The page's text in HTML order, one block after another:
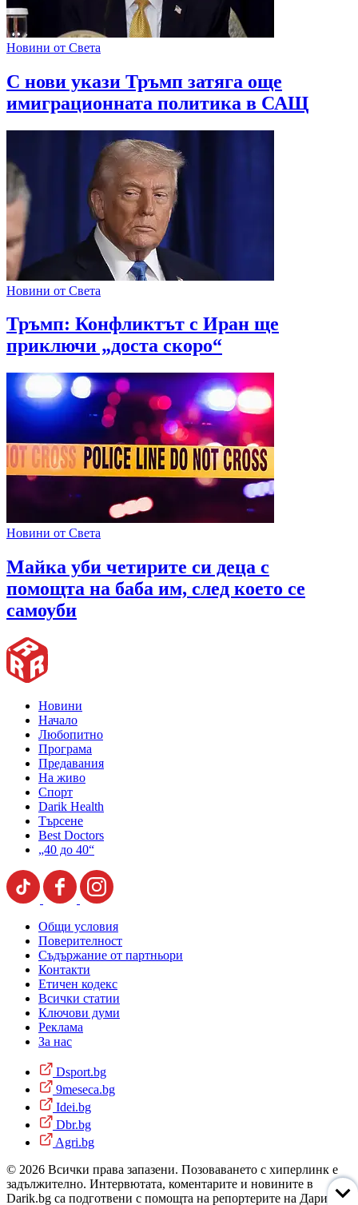
Новини от Света
С нови укази Тръмп затяга още
имиграционната политика в САЩ
Новини от Света
Тръмп: Конфликтът с Иран ще
приключи „доста скоро“
Новини от Света
Майка уби четирите си деца с
помощта на баба им, след което се
самоуби
Новини
Начало
Любопитно
Програма
Предавания
На живо
Спорт
Darik Health
Търсене
Best Doctors
„40 до 40“
Общи условия
Поверителност
Съдържание от партньори
Контакти
Етичен кодекс
Всички статии
Ключови думи
Реклама
За нас
Dsport.bg
9meseca.bg
Idei.bg
Dbr.bg
Agri.bg
© 2026 Всички права запазени. Позоваването с хиперлинк е
задължително. Интервютата, коментарите и новините в
Darik.bg са подготвени с помощта на репортерите на Дарик